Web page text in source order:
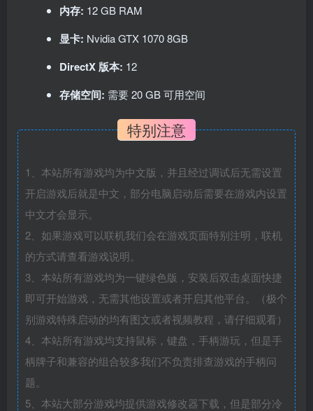
内存: 12 GB RAM
显卡: Nvidia GTX 1070 8GB
DirectX 版本: 12
存储空间: 需要 20 GB 可用空间
特别注意
1、本站所有游戏均为中文版，并且经过调试后无需设置
开启游戏后就是中文，部分电脑启动后需要在游戏内设置
中文才会显示。
2、如果游戏可以联机我们会在游戏页面特别注明，联机
的方式请查看游戏说明。
3、本站所有游戏均为一键绿色版，安装后双击桌面快捷
即可开始游戏，无需其他设置或者开启其他平台。（极个
别游戏特殊启动的均有图文或者视频教程，请仔细观看）
4、本站所有游戏均支持鼠标，键盘，手柄游玩，但是手
柄牌子和兼容的组合较多我们不负责排查游戏的手柄问
题。
5、本站大部分游戏均提供游戏修改器下载，但是部分冷